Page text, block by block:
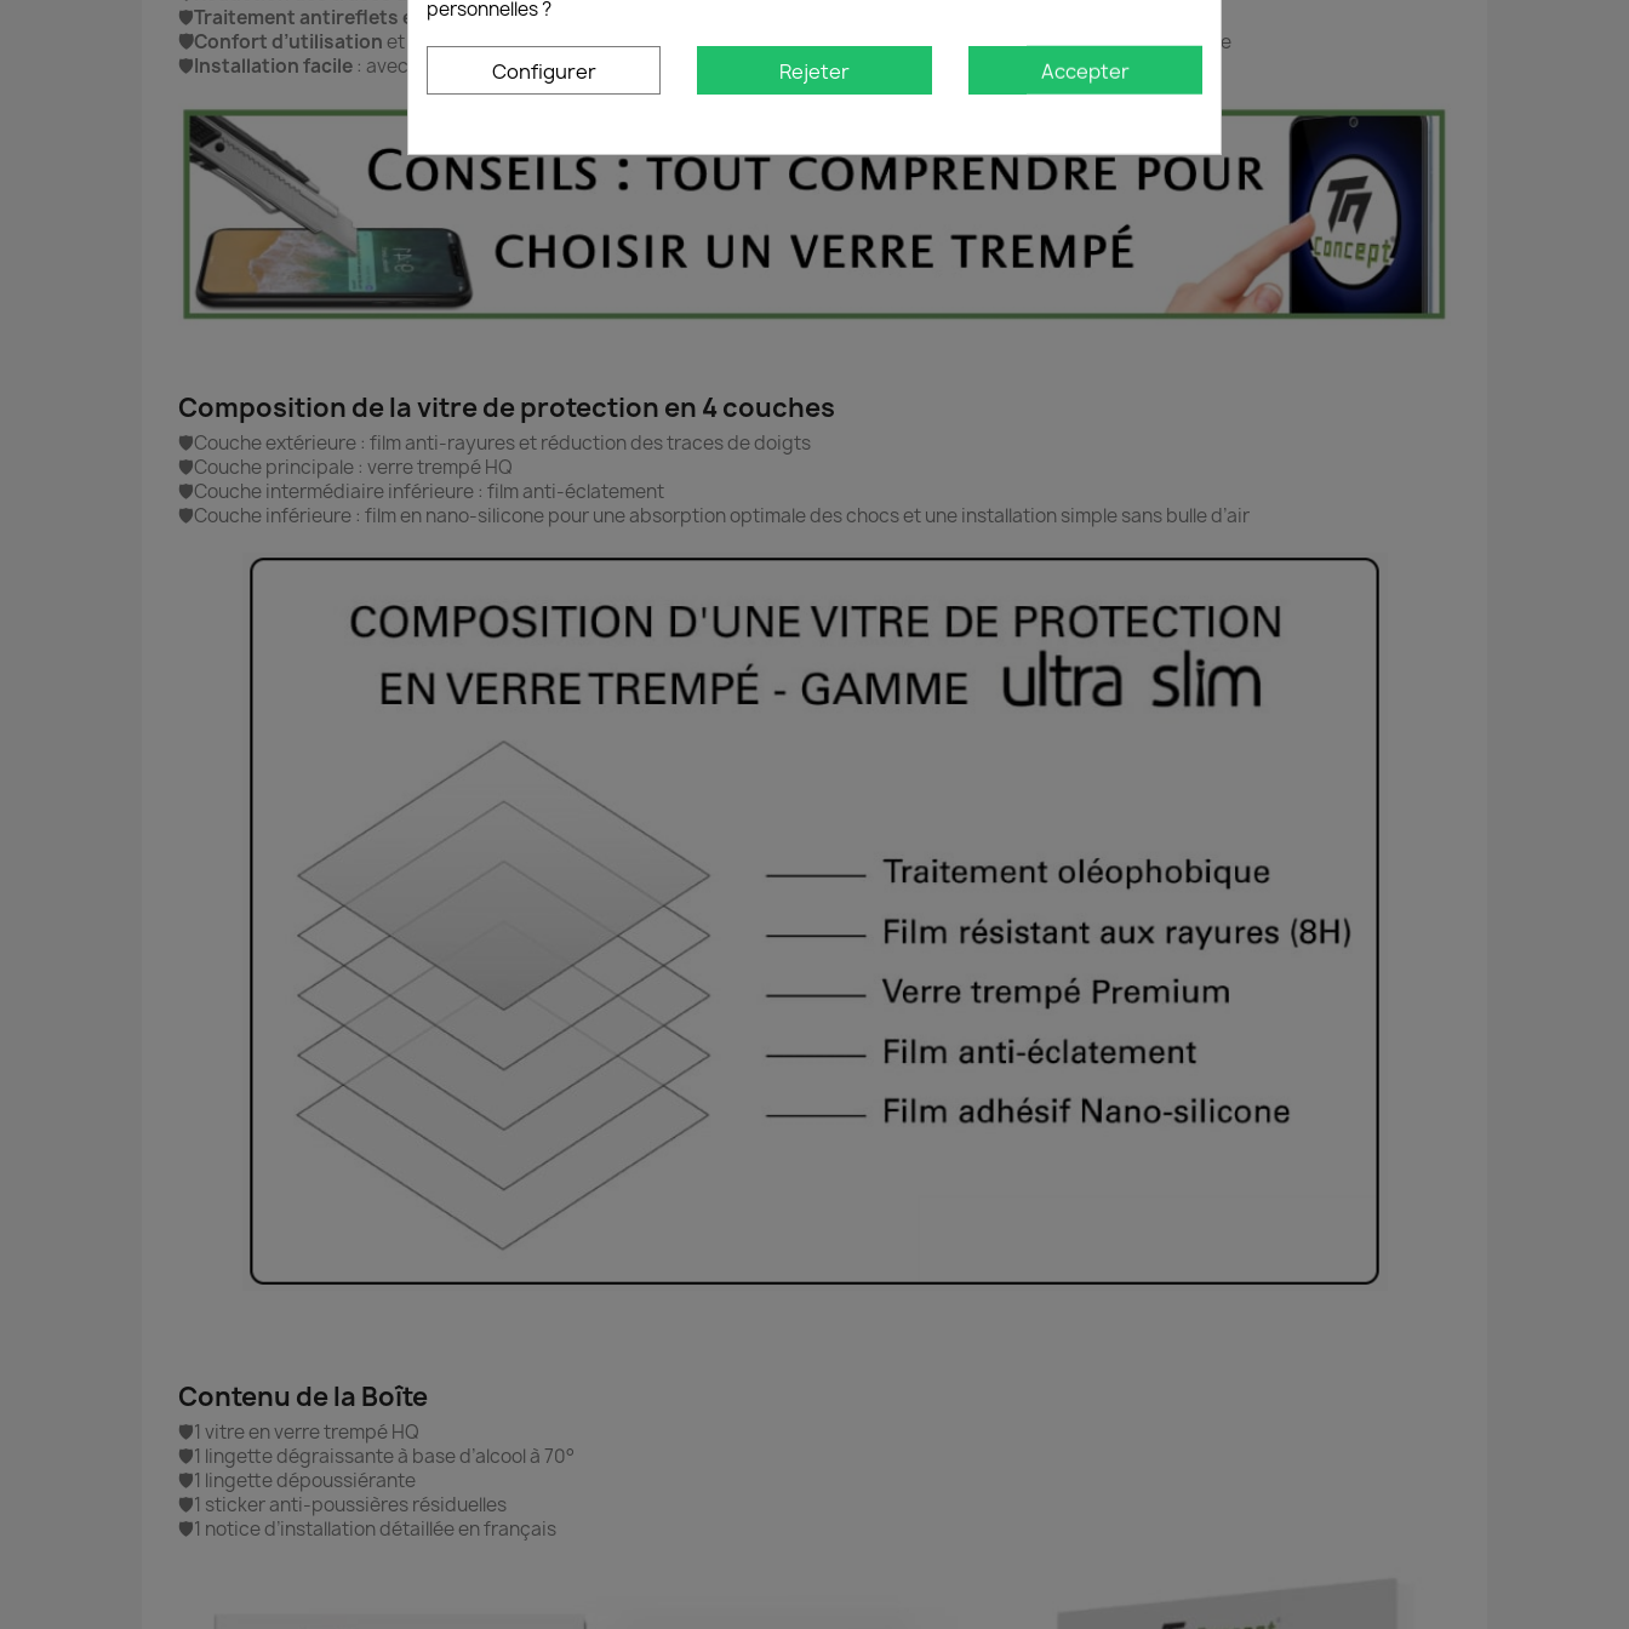
🛡️Traitement antireflets et anti UV
🛡️Confort d’utilisation et de prise en main : Contact agréable – Réactivité tactile optimale - Aucune distorsion de l'image
🛡️Installation facile : avec notice d'installation détaillée en français et kit de nettoyage complet
Composition de la vitre de protection en 4 couches
🛡️Couche extérieure : film anti-rayures et réduction des traces de doigts
🛡️Couche principale : verre trempé HQ
🛡️Couche intermédiaire inférieure : film anti-éclatement
🛡️Couche inférieure : film en nano-silicone pour une absorption optimale des chocs et une installation simple sans bulle d’air
Contenu de la Boîte
🛡️1 vitre en verre trempé HQ
🛡️1 lingette dégraissante à base d’alcool à 70°
🛡️1 lingette dépoussiérante
🛡️1 sticker anti-poussières résiduelles
🛡️1 notice d’installation détaillée en français
personnelles ?
Configurer Rejeter Accepter